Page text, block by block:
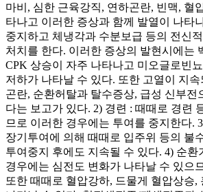
마비, 심한 근육강직, 연하곤란, 빈맥, 혈
타나고 이러한 증상과 함께 발열이 나타
중지하고 체냉각과 수분보급 등의 전신
처치를 한다. 이러한 증상의 발현시에는
CPK 상승이 자주 나타나고 미오글로빈
저하가 나타날 수 있다. 또한 고열이 지
곤란, 순환허탈과 탈수증상, 급성 신부전
다는 보고가 있다. 2) 경련 : 때때로 경련
므로 이러한 경우에는 투여를 중지한다.
장기투여에 의해 때때로 입주위 등의 불
투여중지 후에도 지속될 수 있다. 4) 순환
경우에는 심전도 변화가 나타날 수 있으
또한 때때로 혈압강하, 드물게 혈압상승,